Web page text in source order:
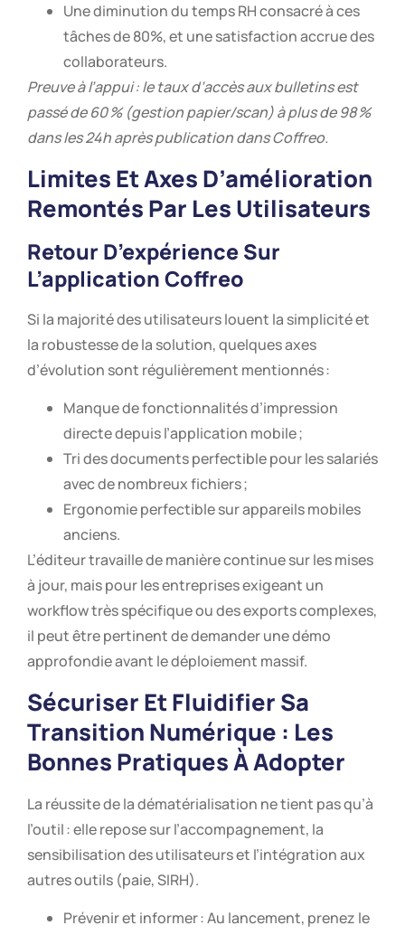
Une diminution du temps RH consacré à ces
tâches de 80%, et une satisfaction accrue des
collaborateurs.
Preuve à l’appui : le taux d’accès aux bulletins est
passé de 60 % (gestion papier/scan) à plus de 98 %
dans les 24h après publication dans Coffreo.
Limites Et Axes D’amélioration
Remontés Par Les Utilisateurs
Retour D’expérience Sur
L’application Coffreo
Si la majorité des utilisateurs louent la simplicité et
la robustesse de la solution, quelques axes
d’évolution sont régulièrement mentionnés :
Manque de fonctionnalités d’impression
directe depuis l’application mobile ;
Tri des documents perfectible pour les salariés
avec de nombreux fichiers ;
Ergonomie perfectible sur appareils mobiles
anciens.
L’éditeur travaille de manière continue sur les mises
à jour, mais pour les entreprises exigeant un
workflow très spécifique ou des exports complexes,
il peut être pertinent de demander une démo
approfondie avant le déploiement massif.
Sécuriser Et Fluidifier Sa
Transition Numérique : Les
Bonnes Pratiques À Adopter
La réussite de la dématérialisation ne tient pas qu’à
l’outil : elle repose sur l’accompagnement, la
sensibilisation des utilisateurs et l’intégration aux
autres outils (paie, SIRH).
Prévenir et informer : Au lancement, prenez le